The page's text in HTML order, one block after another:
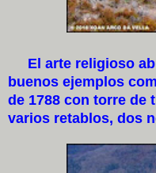
El arte religioso
buenos ejemplos
de 1788 con torre de
varios retablos, dos